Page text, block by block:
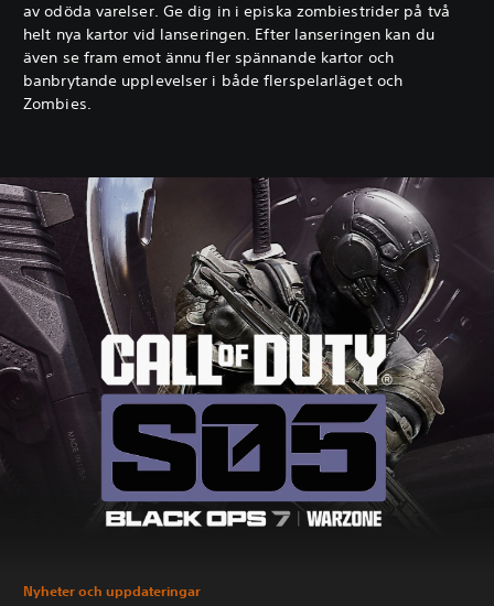
av odöda varelser. Ge dig in i episka zombiestrider på två
helt nya kartor vid lanseringen. Efter lanseringen kan du
även se fram emot ännu fler spännande kartor och
banbrytande upplevelser i både flerspelarläget och
Zombies.
Nyheter och uppdateringar